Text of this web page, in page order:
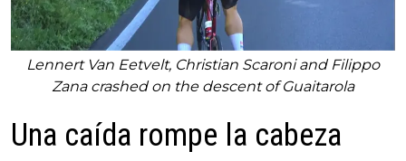
Lennert Van Eetvelt, Christian Scaroni and Filippo
Zana crashed on the descent of Guaitarola
Una caída rompe la cabeza